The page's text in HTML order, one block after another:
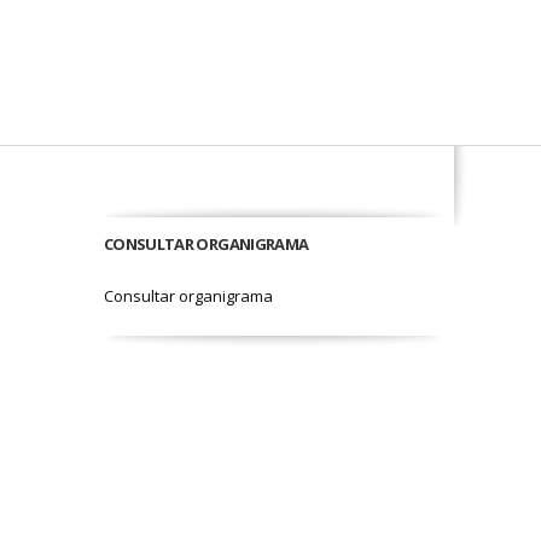
CONSULTAR ORGANIGRAMA
Consultar organigrama